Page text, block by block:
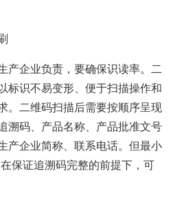
产企业负责，要确保识读率。二
标识不易变形、便于扫描操作和
。二维码扫描后需要按顺序呈现
溯码、产品名称、产品批准文号
产企业简称、联系电话。但最小
保证追溯码完整的前提下，可